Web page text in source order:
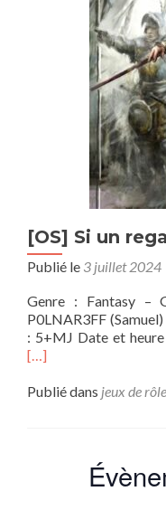
[OS] Si un
Publié le 3 juillet 2024
Genre : Fantasy –
P0LNAR3FF
: 5+MJ Date et
[…]
Publié dans jeux de rôle